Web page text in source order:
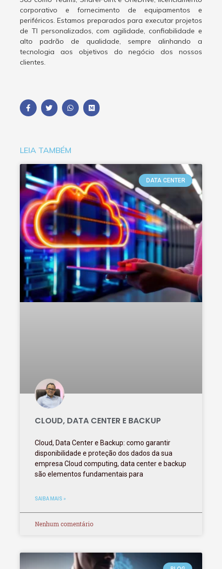
corporativo e fornecimento de equipamentos e
periféricos. Estamos preparados para executar projetos
de TI personalizados, com agilidade, confiabilidade e
alto padrão de qualidade, sempre alinhando a
tecnologia aos objetivos do negócio dos nossos
clientes.
LEIA TAMBÉM
DATA CENTER
CLOUD, DATA CENTER E BACKUP
Cloud, Data Center e Backup: como garantir
disponibilidade e proteção dos dados da sua
empresa Cloud computing, data center e backup
são elementos fundamentais para
SAIBA MAIS »
Nenhum comentário